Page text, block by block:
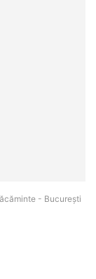
- Bucureşti